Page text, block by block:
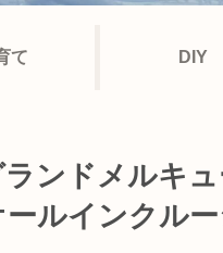
て DIY
ランドメルキ
ルインクルー